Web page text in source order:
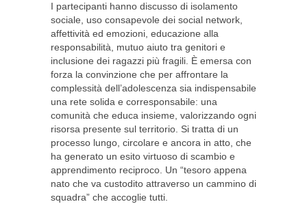
I partecipanti hanno discusso di isolamento
sociale, uso consapevole dei social network,
affettività ed emozioni, educazione alla
responsabilità, mutuo aiuto tra genitori e
inclusione dei ragazzi più fragili. È emersa con
forza la convinzione che per affrontare la
complessità dell’adolescenza sia indispensabile
una rete solida e corresponsabile: una
comunità che educa insieme, valorizzando ogni
risorsa presente sul territorio. Si tratta di un
processo lungo, circolare e ancora in atto, che
ha generato un esito virtuoso di scambio e
apprendimento reciproco. Un “tesoro appena
nato che va custodito attraverso un cammino di
squadra” che accoglie tutti.